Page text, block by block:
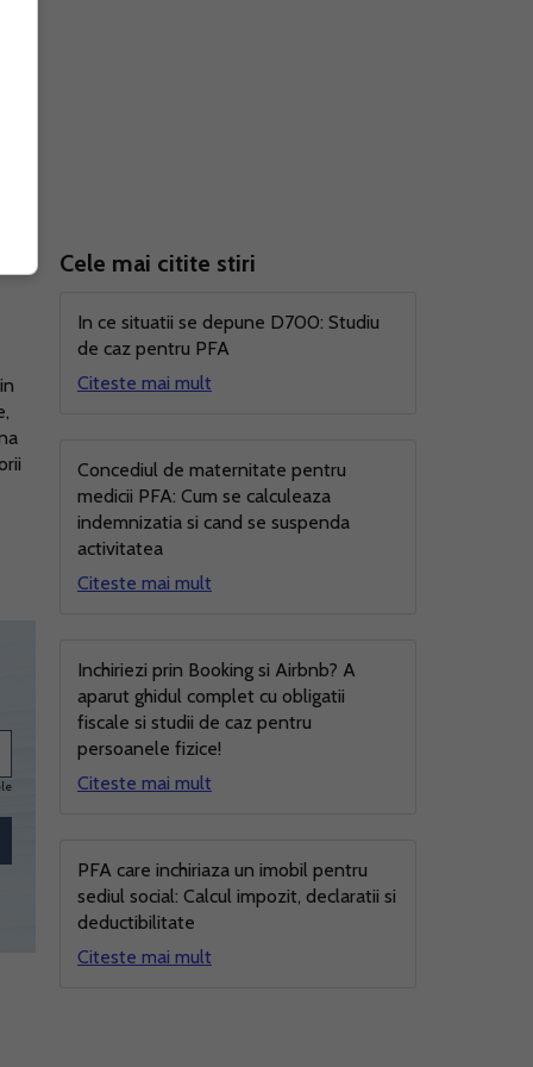
Cele mai citite stiri
In ce situatii se depune D700: Studiu
de caz pentru PFA
Citeste mai mult
Concediul de maternitate pentru
medicii PFA: Cum se calculeaza
indemnizatia si cand se suspenda
activitatea
Citeste mai mult
Inchiriezi prin Booking si Airbnb? A
aparut ghidul complet cu obligatii
fiscale si studii de caz pentru
persoanele fizice!
Citeste mai mult
PFA care inchiriaza un imobil pentru
sediul social: Calcul impozit, declaratii si
deductibilitate
Citeste mai mult